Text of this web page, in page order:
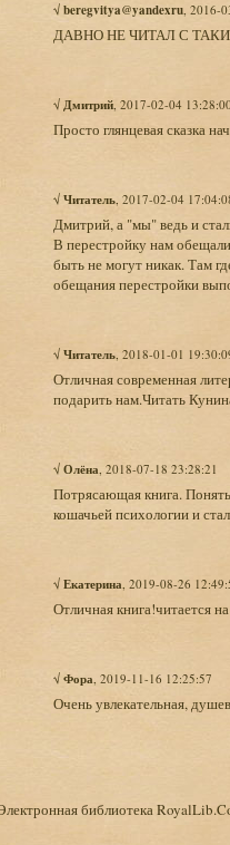
√ beregvitya@yandexru, 2016-
ДАВНО НЕ ЧИТАЛ С
√ Дмитрий, 2017-02-04
Просто глянцевая сказка
√ Читатель, 2017-02-04
Дмитрий, а "мы" ведь и
В перестройку нам
быть не могут никак. Там
обещания перестройки
√ Читатель, 2018-01-01
Отличная современная
подарить нам.Читать
√ Олёна, 2018-07-18 23:28:21
Потрясающая книга.
кошачьей психологии и
√ Екатерина, 2019-08-26
Отличная книга!читается
√ Фора, 2019-11-16 12:25:57
Очень увлекательная,
библиотека